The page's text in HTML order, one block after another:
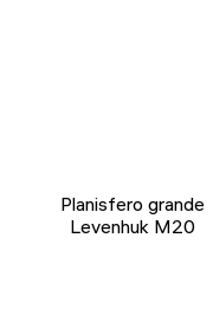
Planisfero grande
Levenhuk M20